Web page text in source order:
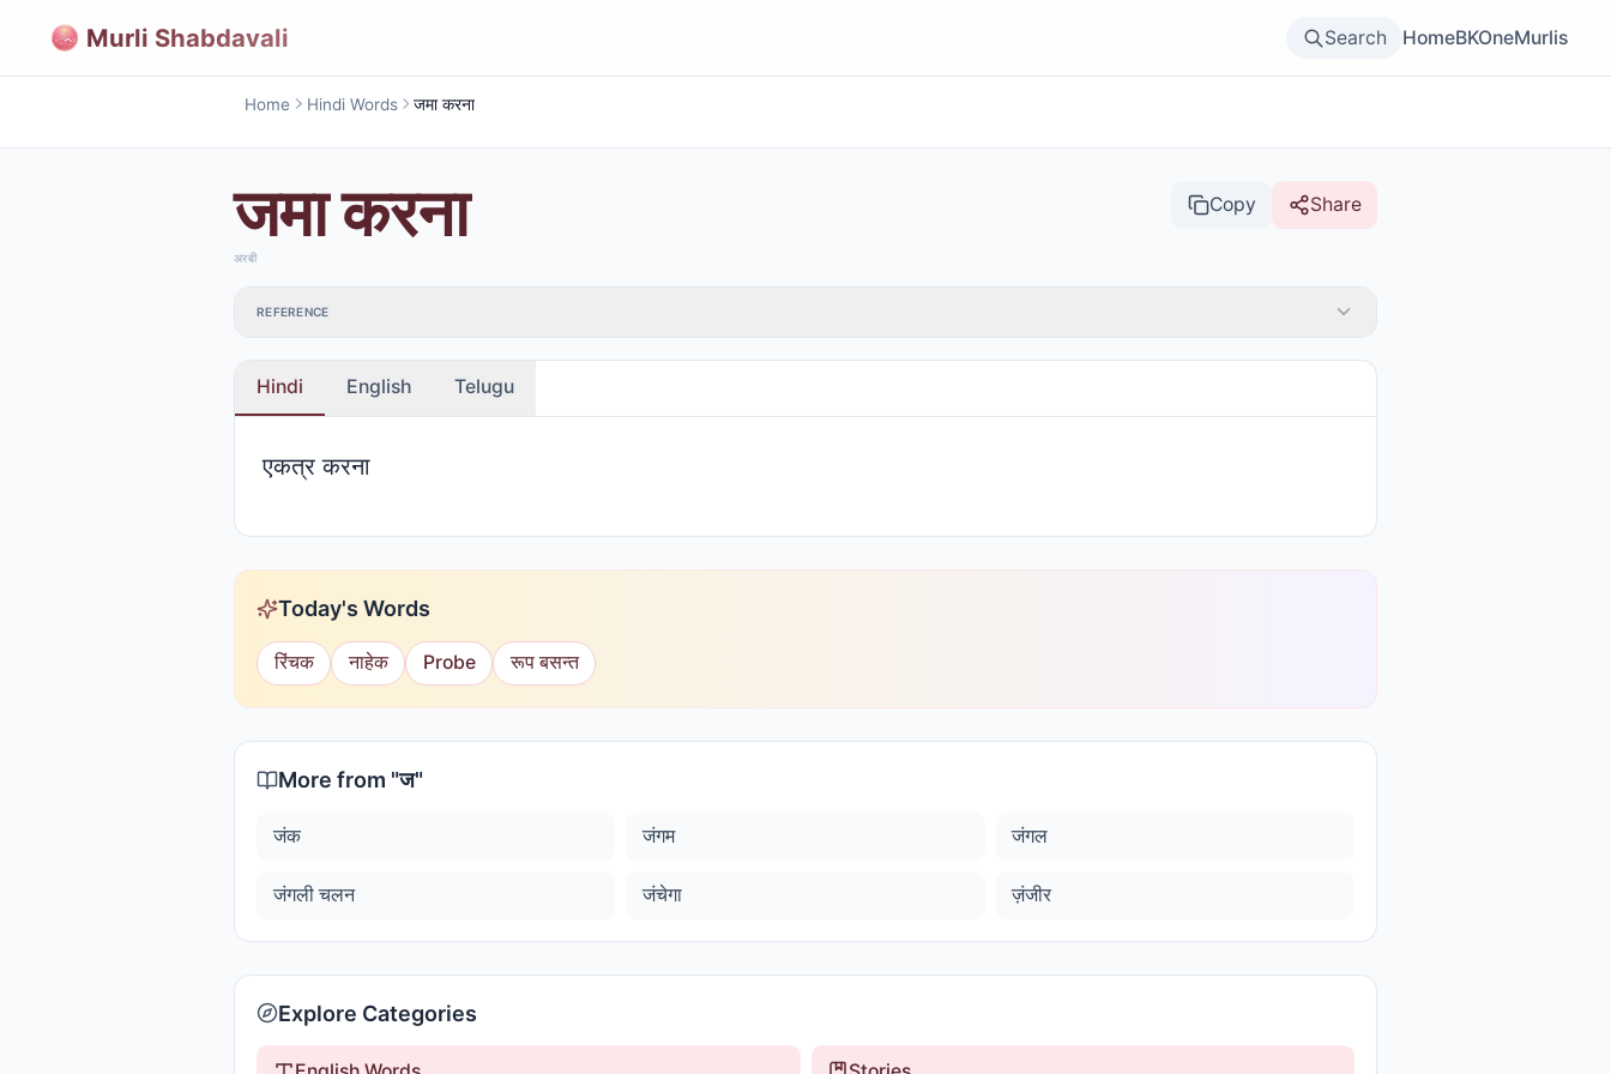
Murli Shabdavali Search HomeBKOneMurlis
Home Hindi Words जमा करना
जमा करना Copy Share
अरबी
REFERENCE
Hindi English Telugu
एकत्र करना
Today's Words
रिंचक नाहेक Probe रूप बसन्त
More from "ज"
जंक जंगम जंगल
जंगली चलन जंचेगा ज़ंजीर
Explore Categories